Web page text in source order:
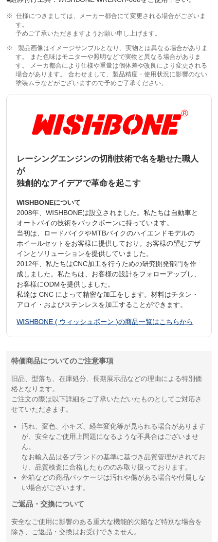
仕様につきましては、メーカー都合にて変更される場合がございま
す。
予めご了承いただきますようお願い申し上げます。
製品画像はイメージサンプルとなり、実物とは異なる場合がありま
す。 また色味はモニターや照明などで実物と異なる場合がありま
す。 メーカ都合により仕様や重量は個体差や改良により変更される
場合があります。 合わせまして、製品精度・使用状況に影響のない
塗装ムラなどがございますので予めご了承ください。
レーシングエンジンの切削技術で名を馳せた職人
が
独創的なアイデアで革命を起こす
WISHBONEについて
2008年、WISHBONEは設立されました。私たちは自動車と
オートバイの技術をバックボーンに持っています。
当初は、ロードバイクやMTBバイクのハイエンドモデルの
ホイールセットをお客様に提供しており。お客様の望むデザ
インとソリューションを提供していました。
2012年、私たちはCNC加工を行うための研究開発部門を作
成しました。私たちは、お客様の設計をフォローアップし、
お客様にODMを提供しました。
私達は CNC によって精密な加工をします。材料はチタン・
アロイ・およびステンレスを加工することができます。
WISHBONE ( ウィッシュボーン )の商品一覧はこちらから
特価商品についてのご注意事項
旧品、型落ち、在庫処分、長期展示品などの理由による特別価
格となります。
ご注文の際は以下詳細をご了承いただいたものとしてご対応さ
せていただきます。
汚れ、変色、小キズ、経年変化等が見られる場合があります
が、安全なご使用上問題になるような不具合はございませ
ん。
なお輸入品は各ブランドの基準に基づき品質管理がされてお
り、品質検査に合格したもののみ取り扱っております。
外箱などの商品パッケージは汚れや傷がある場合や付属しな
い場合がございます。
ご返品・交換について
安全なご使用に影響のある重大な機能的欠陥など特別な場合を
除き、ご返品・交換はお受けできません。